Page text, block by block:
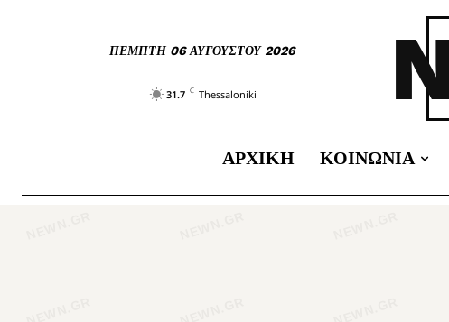
ΠΈΜΠΤΗ 06 ΑΥΓΟΎΣΤΟΥ 2026
31.7 C Thessaloniki
ΑΡΧΙΚΉ ΚΟΙΝΩΝΊΑ